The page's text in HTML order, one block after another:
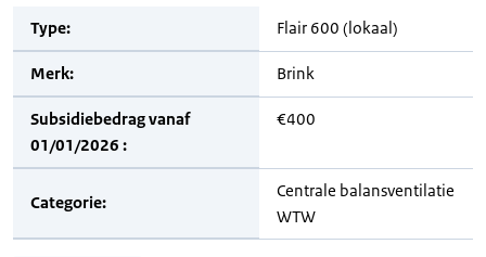
Type: Flair 600 (lokaal)
Merk: Brink
Subsidiebedrag vanaf
01/01/2026 :
€400
Categorie:
Centrale balansventilatie
WTW